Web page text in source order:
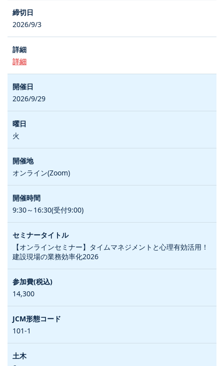
2026/9/3
詳細
2026/9/29
火
オンライン(Zoom)
9:30～16:30(受付9:00)
【オンラインセミナー】タイムマネジメントと心理有効活用！
建設現場の業務効率化2026
14,300
101-1